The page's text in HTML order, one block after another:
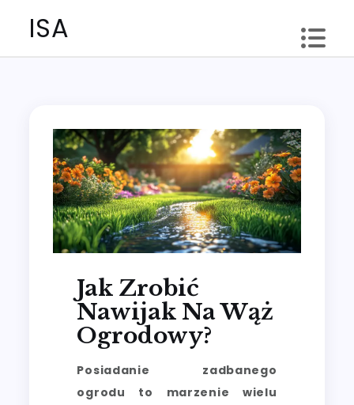
ISA
Jak Zrobić
Nawijak Na Wąż
Ogrodowy?
Posiadanie zadbanego
ogrodu to marzenie wielu